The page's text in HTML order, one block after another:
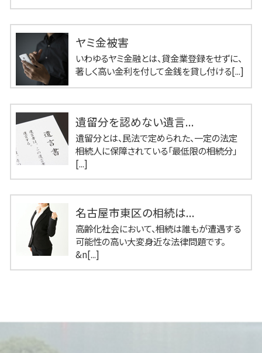
ヤミ金被害
いわゆるヤミ金融とは、貸金業登録をせずに、
著しく高い金利を付して金銭を貸し付ける[...]
遺留分を認めない遺言...
遺留分とは、民法で定められた、一定の法定
相続人に保障されている「最低限の相続分」
[...]
名古屋市東区の相続は...
高齢化社会において、相続は誰もが遭遇する
可能性の高い大変身近な法律問題です。
&n[...]